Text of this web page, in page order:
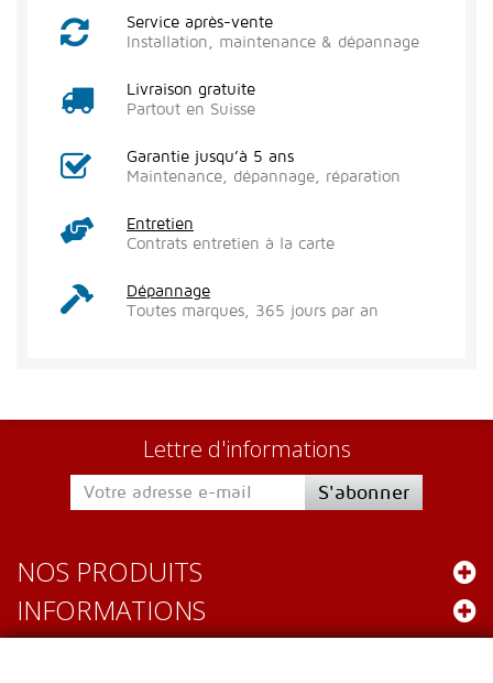
Service après-vente
Installation, maintenance & dépannage
Livraison gratuite
Partout en Suisse
Garantie jusqu’à 5 ans
Maintenance, dépannage, réparation
Entretien
Contrats entretien à la carte
Dépannage
Toutes marques, 365 jours par an
Lettre d'informations
S'abonner
NOS PRODUITS
INFORMATIONS